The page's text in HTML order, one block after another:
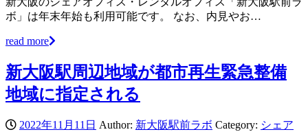
ボ」は年末年始も利用可能です。 なお、内見やお…
read more
新大阪駅周辺地域が都市再生緊急整備
地域に指定される
2022年11月11日 Author: 新大阪駅前ラボ Category: シェア